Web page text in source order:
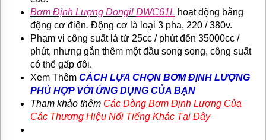
Bơm Định Lượng Dongil DWC61L hoạt động bằng
động cơ điện. Động cơ là loại 3 pha, 220 / 380v.
Phạm vi công suất là từ 25cc / phút đến 35000cc /
phút, nhưng gắn thêm một đầu song song, công suất
có thể gấp đôi.
Xem Thêm CÁCH LỰA CHỌN BƠM ĐỊNH LƯỢNG
PHÙ HỢP VỚI ỨNG DỤNG CỦA BẠN
Tham khảo thêm Các Dòng Bơm Định Lượng Của
Các Thương Hiệu Nổi Tiếng Khác Tại Đây